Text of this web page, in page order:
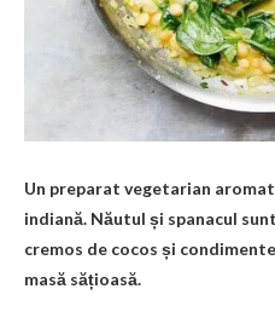
Un preparat vegetarian
indiană. Năutul și spanacul
cremos de cocos și
masă sățioasă.